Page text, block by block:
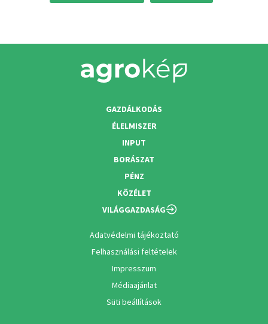
GAZDÁLKODÁS
ÉLELMISZER
INPUT
BORÁSZAT
PÉNZ
KÖZÉLET
VILÁGGAZDASÁG
Adatvédelmi tájékoztató
Felhasználási feltételek
Impresszum
Médiaajánlat
Süti beállítások